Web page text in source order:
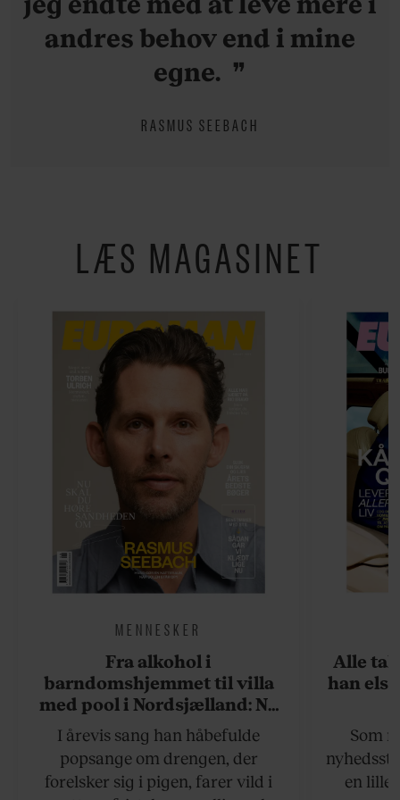
andres behov end i mine
egne.
RASMUS SEEBACH
LÆS MAGASINET
MENNESKER
Fra alkohol i
barndomshjemmet til villa
med pool i Nordsjælland: Nu
skal du høre sandheden om
Rasmus Seebach
I årevis sang han håbefulde
popsange om drengen, der
forelsker sig i pigen, farer vild i
Alle
han
Som
en lille